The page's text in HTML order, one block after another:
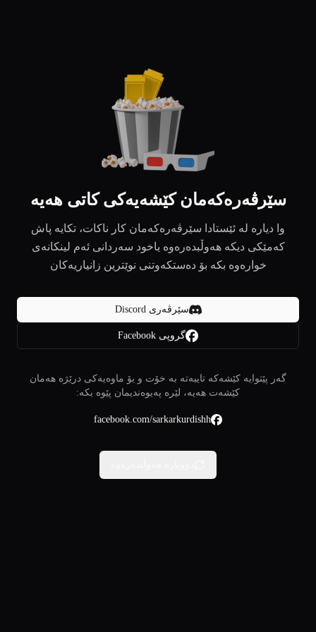
سێرڤەرەکەمان کێشەیەکی کاتی هەیە
وا دیارە لە ئێستادا سێرڤەرەکەمان کار ناکات، تکایە پاش
کەمێکی دیکە هەوڵبدەرەوە یاخود سەردانی ئەم لینکانەی
خوارەوە بکە بۆ دەستکەوتنی نوێترین زانیاریەکان
سێرڤەری Discord
گروپی Facebook
گەر پێتوایە کێشەکە تایبەتە بە خۆت و بۆ ماوەیەکی درێژە هەمان
کێشەت هەیە، لێرە پەیوەندیمان پێوە بکە:
facebook.com/sarkarkurdishh